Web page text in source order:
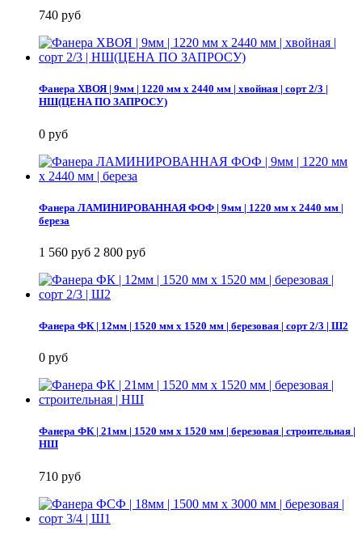
740 руб
Фанера ХВОЯ | 9мм | 1220 мм х 2440 мм | хвойная | сорт 2/3 |
НШ(ЦЕНА ПО ЗАПРОСУ)
0 руб
Фанера ЛАМИНИРОВАННАЯ ФОФ | 9мм | 1220 мм х 2440 мм |
береза
1 560 руб 2 800 руб
Фанера ФК | 12мм | 1520 мм х 1520 мм | березовая | сорт 2/3 | Ш2
0 руб
Фанера ФК | 21мм | 1520 мм х 1520 мм | березовая | строительная |
НШ
710 руб